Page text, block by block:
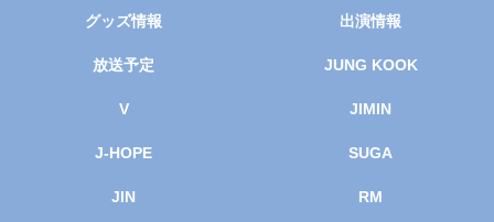
グッズ情報 出演情報
放送予定 JUNG KOOK
V JIMIN
J-HOPE SUGA
JIN RM